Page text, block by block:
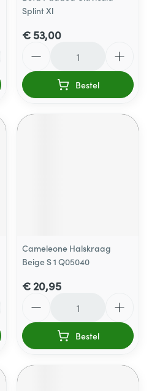
Splint Xl
€ 53,00
Bestel
Cameleone Halskraag
Beige S 1 Q05040
€ 20,95
Bestel